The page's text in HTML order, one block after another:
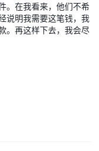
。在我看来，他们不希
说明我需要这笔钱，我
。再这样下去，我会尽